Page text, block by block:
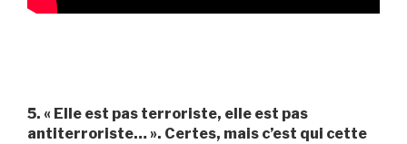
5. « Elle est pas terroriste, elle est pas
antiterroriste… ». Certes, mais c’est qui cette